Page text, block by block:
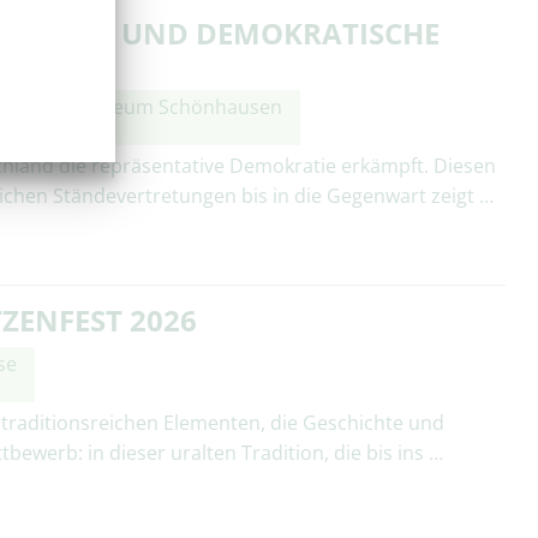
UND DEMOKRATISCHE
Museum Schönhausen
die repräsentative Demokratie erkämpft. Diesen
Ständevertretungen bis in die Gegenwart zeigt …
2026
Elementen, die Geschichte und
in dieser uralten Tradition, die bis ins …